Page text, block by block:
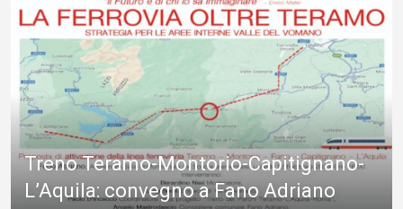
Treno Teramo-Montorio-Capitignano-
L’Aquila: convegno a Fano Adriano